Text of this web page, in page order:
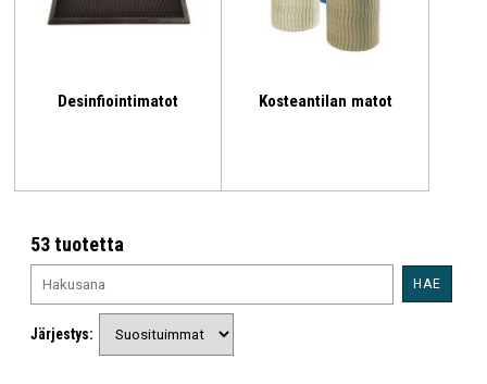
Desinfiointimatot Kosteantilan matot
53 tuotetta
HAE
Järjestys: